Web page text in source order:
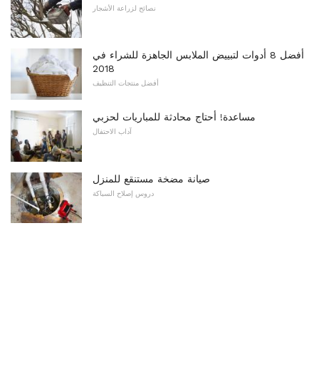
نصائح لزراعة الأشجار
أفضل 8 أدوات لتبييض الملابس الجاهزة للشراء في
2018
أفضل منتجات التنظيف
مساعدة! أحتاج محادثة للمباريات لحزبي
آداب الاحتفال
صيانة مضخة مستنقع للمنزل
دروس إصلاح السباكة